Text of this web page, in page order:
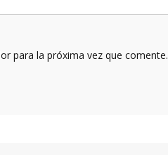
para la próxima vez que comente.